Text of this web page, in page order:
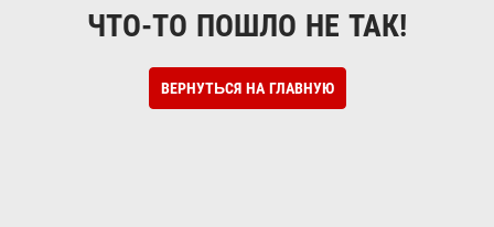
ЧТО-ТО ПОШЛО НЕ ТАК!
ВЕРНУТЬСЯ НА ГЛАВНУЮ